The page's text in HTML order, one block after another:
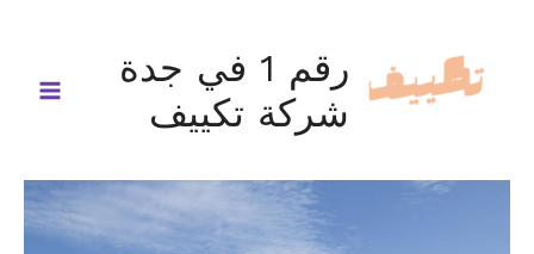
المحتوى
رقم 1 في جدة
شركة تكييف